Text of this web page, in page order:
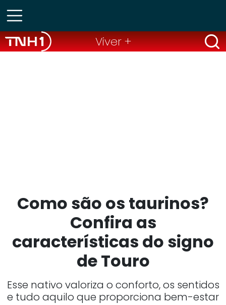
Viver +
Como são os taurinos?
Confira as
características do signo
de Touro
Esse nativo valoriza o conforto, os sentidos
e tudo aquilo que proporciona bem-estar